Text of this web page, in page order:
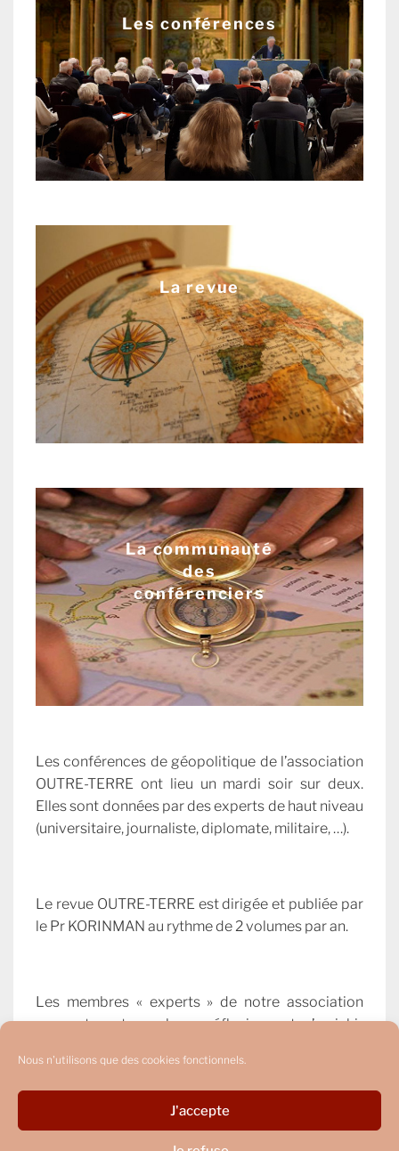
Nous n'utilisons que des cookies fonctionnels.
J'accepte
Les conférences
La revue
La communauté
des
conférenciers
Les conférences de géopolitique de l’association
OUTRE-TERRE ont lieu un mardi soir sur deux.
Elles sont données par des experts de haut niveau
(universitaire, journaliste, diplomate, militaire, …).
Le revue OUTRE-TERRE est dirigée et publiée par
le Pr KORINMAN au rythme de 2 volumes par an.
Les membres « experts » de notre association
peuvent partager leurs réflexions et s’enrichir
. Tous droits réservés.